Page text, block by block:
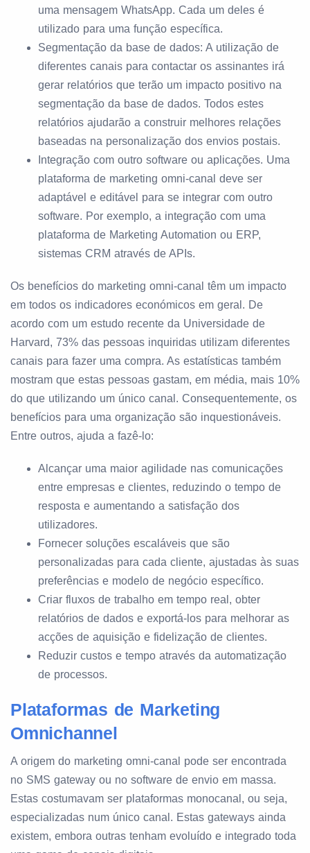
uma mensagem WhatsApp. Cada um deles é
utilizado para uma função específica.
Segmentação da base de dados: A utilização de
diferentes canais para contactar os assinantes irá
gerar relatórios que terão um impacto positivo na
segmentação da base de dados. Todos estes
relatórios ajudarão a construir melhores relações
baseadas na personalização dos envios postais.
Integração com outro software ou aplicações. Uma
plataforma de marketing omni-canal deve ser
adaptável e editável para se integrar com outro
software. Por exemplo, a integração com uma
plataforma de Marketing Automation ou ERP,
sistemas CRM através de APIs.
Os benefícios do marketing omni-canal têm um impacto
em todos os indicadores económicos em geral. De
acordo com um estudo recente da Universidade de
Harvard, 73% das pessoas inquiridas utilizam diferentes
canais para fazer uma compra. As estatísticas também
mostram que estas pessoas gastam, em média, mais 10%
do que utilizando um único canal. Consequentemente, os
benefícios para uma organização são inquestionáveis.
Entre outros, ajuda a fazê-lo:
Alcançar uma maior agilidade nas comunicações
entre empresas e clientes, reduzindo o tempo de
resposta e aumentando a satisfação dos
utilizadores.
Fornecer soluções escaláveis que são
personalizadas para cada cliente, ajustadas às suas
preferências e modelo de negócio específico.
Criar fluxos de trabalho em tempo real, obter
relatórios de dados e exportá-los para melhorar as
acções de aquisição e fidelização de clientes.
Reduzir custos e tempo através da automatização
de processos.
Plataformas de Marketing
Omnichannel
A origem do marketing omni-canal pode ser encontrada
no SMS gateway ou no software de envio em massa.
Estas costumavam ser plataformas monocanal, ou seja,
especializadas num único canal. Estas gateways ainda
existem, embora outras tenham evoluído e integrado toda